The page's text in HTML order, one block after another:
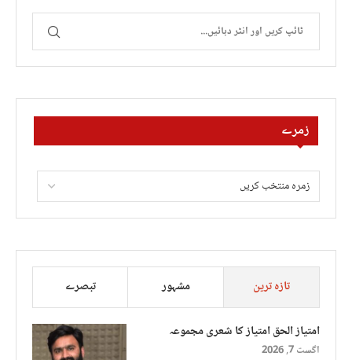
زمرے
تازہ ترین مشہور تبصرے
امتیاز الحق امتیاز کا شعری مجموعہ
اگست 7, 2026